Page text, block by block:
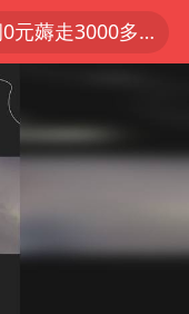
女子利用漏洞0元薅走3000多件家电
中国已成定局
涨
续约值不值
部带头休假